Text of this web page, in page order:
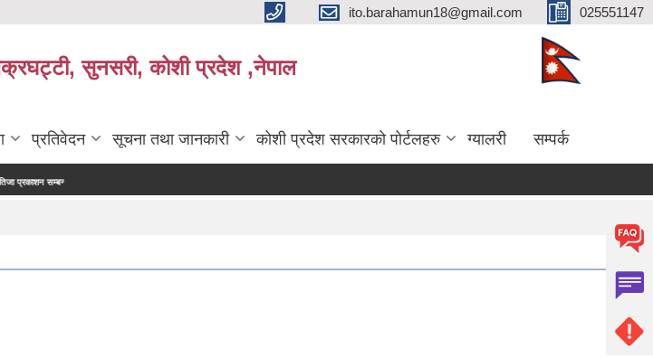
ito.barahamun18@gmail.com 025551147
चक्रघट्टी, सुनसरी, कोशी प्रदेश ,नेपाल
प्रतिवेदन सूचना तथा जानकारी कोशी प्रदेश सरकारको पोर्टलहरु ग्यालरी सम्पर्क